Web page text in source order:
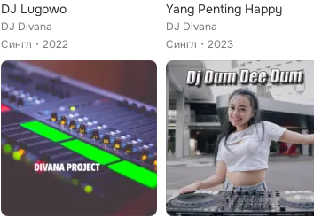
DJ Lugowo
DJ Divana
Сингл
2022
Yang Penting Happy
DJ Divana
Сингл
2023